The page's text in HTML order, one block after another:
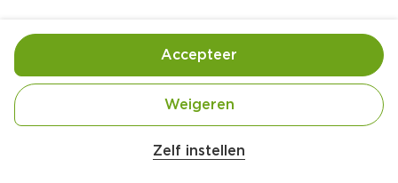
Ingrediënten Bereiding
750 gram pompoenen (geschild, in stukjes van 4
Zelf instellen
Weigeren
Accepteer